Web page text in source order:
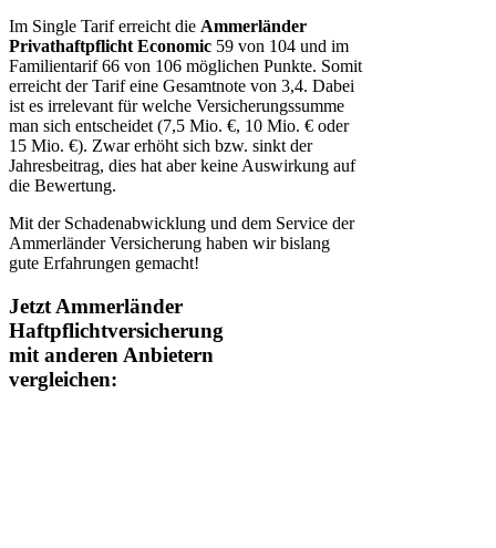
Im Single Tarif erreicht die Ammerländer
Privathaftpflicht Economic 59 von 104 und im
Familientarif 66 von 106 möglichen Punkte. Somit
erreicht der Tarif eine Gesamtnote von 3,4. Dabei
ist es irrelevant für welche Versicherungssumme
man sich entscheidet (7,5 Mio. €, 10 Mio. € oder
15 Mio. €). Zwar erhöht sich bzw. sinkt der
Jahresbeitrag, dies hat aber keine Auswirkung auf
die Bewertung.
Mit der Schadenabwicklung und dem Service der
Ammerländer Versicherung haben wir bislang
gute Erfahrungen gemacht!
Jetzt Ammerländer
Haftpflichtversicherung
mit anderen Anbietern
vergleichen: